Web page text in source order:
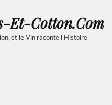
Et-Cotton.com
et le Vin raconte l'Histoire